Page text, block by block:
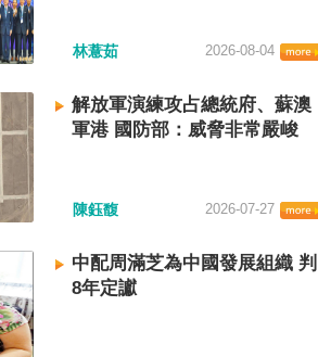
林薏茹 2026-08-04
解放軍演練攻占總統府、蘇澳
軍港 國防部：威脅非常嚴峻
陳鈺馥 2026-07-27
中配周滿芝為中國發展組織 判
8年定讞